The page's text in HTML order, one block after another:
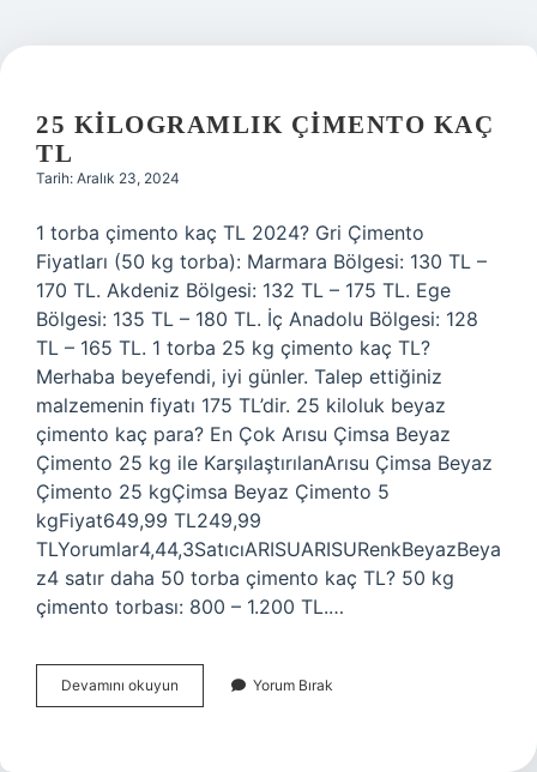
25 KILOGRAMLIK ÇIMENTO KAÇ
TL
Tarih: Aralık 23, 2024
1 torba çimento kaç TL 2024? Gri Çimento
Fiyatları (50 kg torba): Marmara Bölgesi: 130 TL –
170 TL. Akdeniz Bölgesi: 132 TL – 175 TL. Ege
Bölgesi: 135 TL – 180 TL. İç Anadolu Bölgesi: 128
TL – 165 TL. 1 torba 25 kg çimento kaç TL?
Merhaba beyefendi, iyi günler. Talep ettiğiniz
malzemenin fiyatı 175 TL’dir. 25 kiloluk beyaz
çimento kaç para? En Çok Arısu Çimsa Beyaz
Çimento 25 kg ile KarşılaştırılanArısu Çimsa Beyaz
Çimento 25 kgÇimsa Beyaz Çimento 5
kgFiyat649,99 TL249,99
TLYorumlar4,44,3SatıcıARISUARISURenkBeyazBeya
z4 satır daha 50 torba çimento kaç TL? 50 kg
çimento torbası: 800 – 1.200 TL.…
Devamını okuyun
Kilogramlık
Yorum Bırak